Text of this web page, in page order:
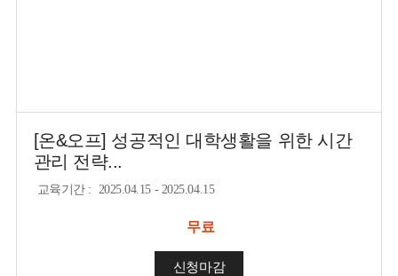
[온&오프] 성공적인 대학생활을 위한 시간
관리 전략...
교육기간: 2025.04.15 - 2025.04.15
무료
신청마감